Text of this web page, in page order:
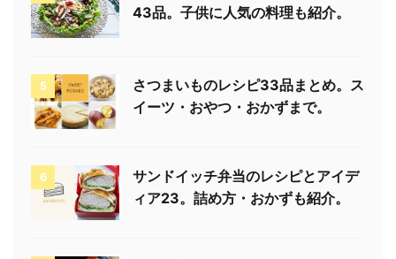
43品。子供に人気の料理も紹介。
5
さつまいものレシピ33品まとめ。ス
イーツ・おやつ・おかずまで。
6
サンドイッチ弁当のレシピとアイデ
ィア23。詰め方・おかずも紹介。